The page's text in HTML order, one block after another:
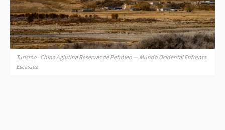
Turismo · China Aglutina Reservas de Petróleo — Mundo Ocidental Enfrenta
Escassez